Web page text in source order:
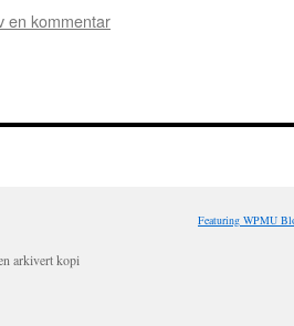
en kommentar
Featuring WPMU
arkivert kopi